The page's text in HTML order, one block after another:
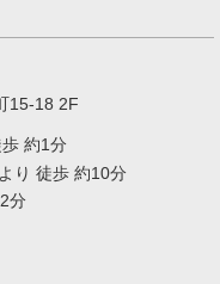
15-18 2F
約1分
り 徒歩 約10分
分